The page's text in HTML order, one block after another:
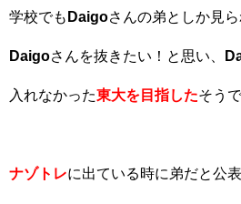
学校でも Daigoさんの弟としか見
Daigoさんを抜きたい！と思い、
入れなかった東大を目指したそうで
ナゾトレに出ている時に弟だと公